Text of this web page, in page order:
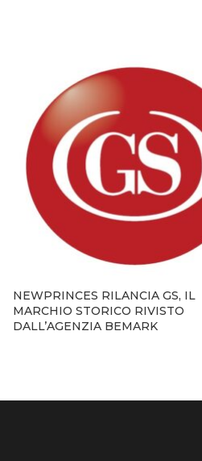
NEWPRINCES RILANCIA GS, IL
MARCHIO STORICO RIVISTO
DALL’AGENZIA BEMARK